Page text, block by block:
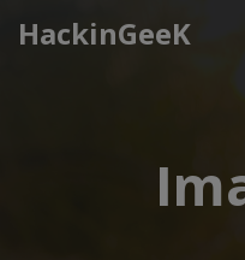
HackinGeeK